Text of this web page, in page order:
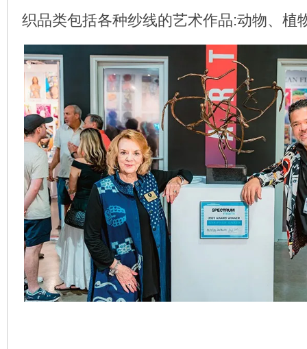
织品类包括各种纱线的艺术作品:动物、植